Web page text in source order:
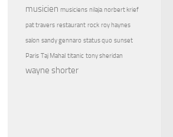
musicien musiciens nilaja norbert krief
pat travers restaurant rock roy haynes
salon sandy gennaro status quo sunset
Paris Taj Mahal titanic tony sheridan
wayne shorter